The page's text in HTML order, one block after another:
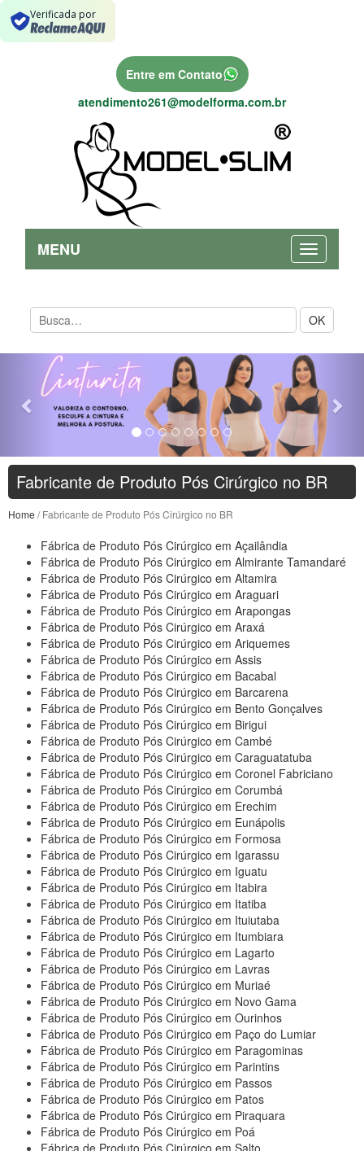
Verificada por
Entre em Contato
atendimento261@modelforma.com.br
MENU
OK
Previous
Fabricante de Produto Pós Cirúrgico no BR
Home / Fabricante de Produto Pós Cirúrgico no BR
Fábrica de Produto Pós Cirúrgico em Açailândia
Fábrica de Produto Pós Cirúrgico em Almirante Tamandaré
Fábrica de Produto Pós Cirúrgico em Altamira
Fábrica de Produto Pós Cirúrgico em Araguari
Fábrica de Produto Pós Cirúrgico em Arapongas
Fábrica de Produto Pós Cirúrgico em Araxá
Fábrica de Produto Pós Cirúrgico em Ariquemes
Fábrica de Produto Pós Cirúrgico em Assis
Fábrica de Produto Pós Cirúrgico em Bacabal
Fábrica de Produto Pós Cirúrgico em Barcarena
Fábrica de Produto Pós Cirúrgico em Bento Gonçalves
Fábrica de Produto Pós Cirúrgico em Birigui
Fábrica de Produto Pós Cirúrgico em Cambé
Fábrica de Produto Pós Cirúrgico em Caraguatatuba
Fábrica de Produto Pós Cirúrgico em Coronel Fabriciano
Fábrica de Produto Pós Cirúrgico em Corumbá
Fábrica de Produto Pós Cirúrgico em Erechim
Fábrica de Produto Pós Cirúrgico em Eunápolis
Fábrica de Produto Pós Cirúrgico em Formosa
Fábrica de Produto Pós Cirúrgico em Igarassu
Fábrica de Produto Pós Cirúrgico em Iguatu
Fábrica de Produto Pós Cirúrgico em Itabira
Fábrica de Produto Pós Cirúrgico em Itatiba
Fábrica de Produto Pós Cirúrgico em Ituiutaba
Fábrica de Produto Pós Cirúrgico em Itumbiara
Fábrica de Produto Pós Cirúrgico em Lagarto
Fábrica de Produto Pós Cirúrgico em Lavras
Fábrica de Produto Pós Cirúrgico em Muriaé
Fábrica de Produto Pós Cirúrgico em Novo Gama
Fábrica de Produto Pós Cirúrgico em Ourinhos
Fábrica de Produto Pós Cirúrgico em Paço do Lumiar
Fábrica de Produto Pós Cirúrgico em Paragominas
Fábrica de Produto Pós Cirúrgico em Parintins
Fábrica de Produto Pós Cirúrgico em Passos
Fábrica de Produto Pós Cirúrgico em Patos
Fábrica de Produto Pós Cirúrgico em Piraquara
Fábrica de Produto Pós Cirúrgico em Poá